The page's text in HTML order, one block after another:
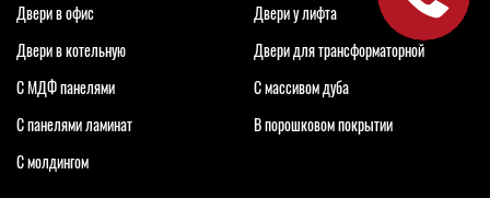
Двери в офис
Двери у лифта
Двери в котельную
Двери для трансформаторной
С МДФ панелями
С массивом дуба
С панелями ламинат
В порошковом покрытии
С молдингом